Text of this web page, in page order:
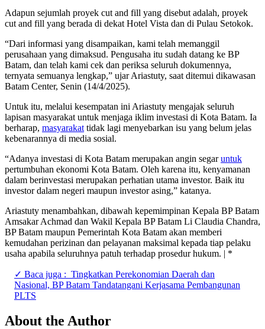
Adapun sejumlah proyek cut and fill yang disebut adalah, proyek
cut and fill yang berada di dekat Hotel Vista dan di Pulau Setokok.
“Dari informasi yang disampaikan, kami telah memanggil
perusahaan yang dimaksud. Pengusaha itu sudah datang ke BP
Batam, dan telah kami cek dan periksa seluruh dokumennya,
ternyata semuanya lengkap,” ujar Ariastuty, saat ditemui dikawasan
Batam Center, Senin (14/4/2025).
Untuk itu, melalui kesempatan ini Ariastuty mengajak seluruh
lapisan masyarakat untuk menjaga iklim investasi di Kota Batam. Ia
berharap, masyarakat tidak lagi menyebarkan isu yang belum jelas
kebenarannya di media sosial.
“Adanya investasi di Kota Batam merupakan angin segaruntuk
pertumbuhan ekonomi Kota Batam. Oleh karena itu, kenyamanan
dalam berinvestasi merupakan perhatian utama investor. Baik itu
investor dalam negeri maupun investor asing,” katanya.
Ariastuty menambahkan, dibawah kepemimpinan Kepala BP Batam
Amsakar Achmad dan Wakil Kepala BP Batam Li Claudia Chandra,
BP Batam maupun Pemerintah Kota Batam akan memberi
kemudahan perizinan dan pelayanan maksimal kepada tiap pelaku
usaha apabila seluruhnya patuh terhadap prosedur hukum. | *
✓ Baca juga : Tingkatkan Perekonomian Daerah dan
Nasional, BP Batam Tandatangani Kerjasama Pembangunan
PLTS
About the Author